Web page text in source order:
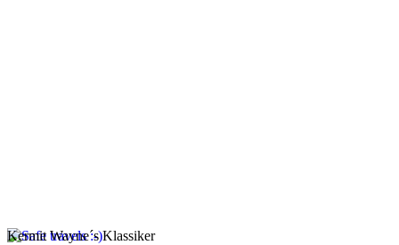
Kermit Wayne´s Klassiker